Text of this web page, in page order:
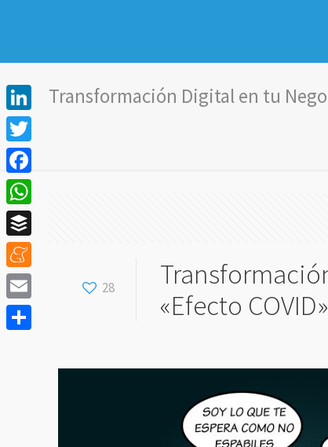
Transformación Digital en tu
28
«Efecto COVID»
LinkedIn
Twitter
Facebook
WhatsApp
Buffer
Meneame
Email